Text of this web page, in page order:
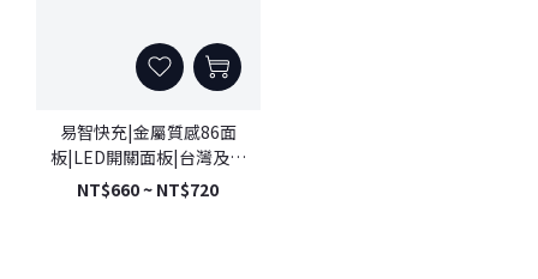
易智快充|金屬質感86面
板|LED開關面板|台灣及國
際安全認證|飯店民宿推薦
NT$660 ~ NT$720